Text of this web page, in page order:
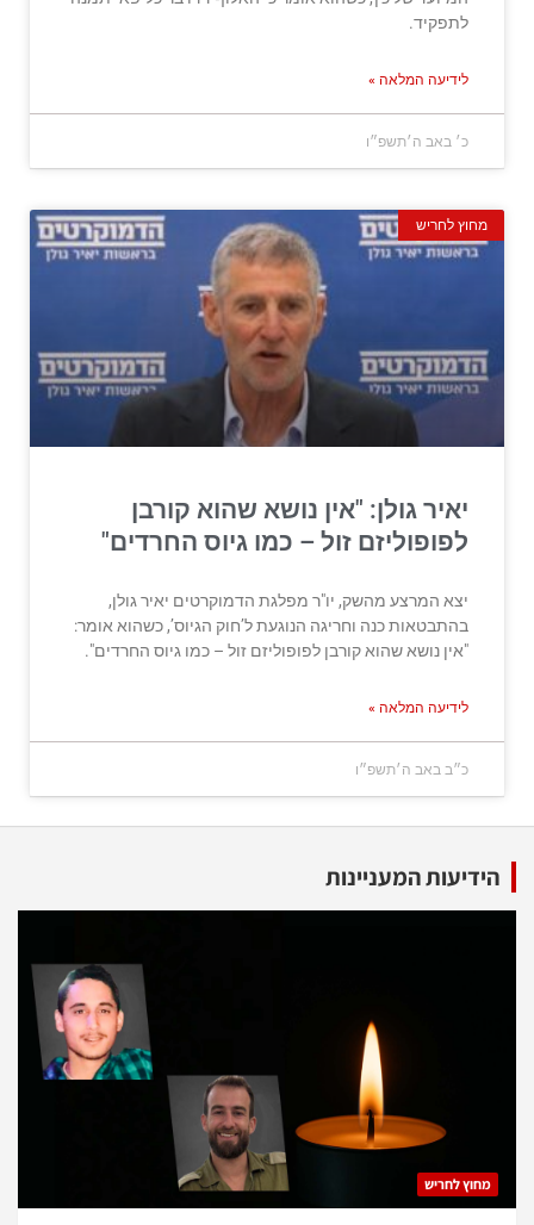
לתפקיד.
לידיעה המלאה »
כ׳ באב ה׳תשפ״ו
מחוץ לחריש
יאיר גולן: "אין נושא שהוא קורבן
לפופוליזם זול – כמו גיוס החרדים"
יצא המרצע מהשק, יו"ר מפלגת הדמוקרטים יאיר גולן,
בהתבטאות כנה וחריגה הנוגעת ל’חוק הגיוס’, כשהוא אומר:
"אין נושא שהוא קורבן לפופוליזם זול – כמו גיוס החרדים".
לידיעה המלאה »
כ״ב באב ה׳תשפ״ו
הידיעות המעניינות
מחוץ לחריש